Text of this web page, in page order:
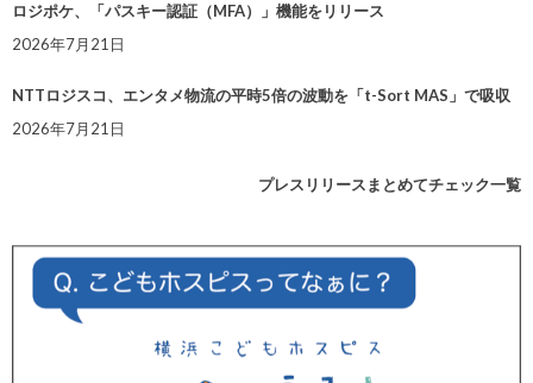
ロジポケ、「パスキー認証（MFA）」機能をリリース
2026年7月21日
NTTロジスコ、エンタメ物流の平時5倍の波動を「t-Sort MAS」で吸収
2026年7月21日
プレスリリースまとめてチェック一覧